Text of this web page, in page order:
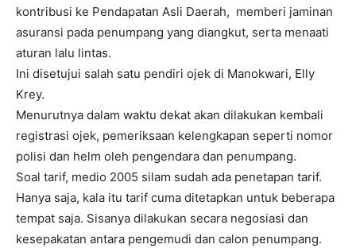
kontribusi ke Pendapatan Asli Daerah, memberi jaminan
asuransi pada penumpang yang diangkut, serta menaati
aturan lalu lintas.
Ini disetujui salah satu pendiri ojek di Manokwari, Elly
Krey.
Menurutnya dalam waktu dekat akan dilakukan kembali
registrasi ojek, pemeriksaan kelengkapan seperti nomor
polisi dan helm oleh pengendara dan penumpang.
Soal tarif, medio 2005 silam sudah ada penetapan tarif.
Hanya saja, kala itu tarif cuma ditetapkan untuk beberapa
tempat saja. Sisanya dilakukan secara negosiasi dan
kesepakatan antara pengemudi dan calon penumpang.